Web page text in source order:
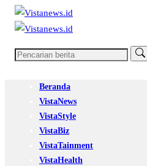
Beranda
VistaNews
VistaStyle
VistaBiz
VistaTainment
VistaHealth